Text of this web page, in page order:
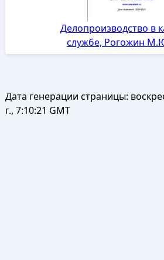
Делопроизводство в
службе, Рогожин
Дата генерации страницы:
г., 7:10:21 GMT